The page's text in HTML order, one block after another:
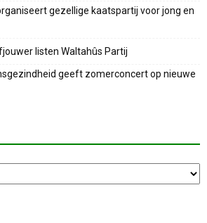
gezellige kaatspartij voor jong en
listen Waltahûs Partij
geeft zomerconcert op nieuwe